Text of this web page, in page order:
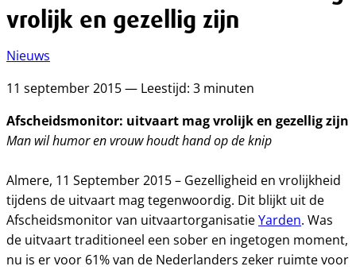
vrolijk en gezellig zijn
Nieuws
11 september 2015 — Leestijd: 3 minuten
Afscheidsmonitor: uitvaart mag vrolijk en gezellig zijn
Man wil humor en vrouw houdt hand op de knip
Almere, 11 September 2015 – Gezelligheid en vrolijkheid
tijdens de uitvaart mag tegenwoordig. Dit blijkt uit de
Afscheidsmonitor van uitvaartorganisatieYarden. Was
de uitvaart traditioneel een sober en ingetogen moment,
nu is er voor 61% van de Nederlanders zeker ruimte voor